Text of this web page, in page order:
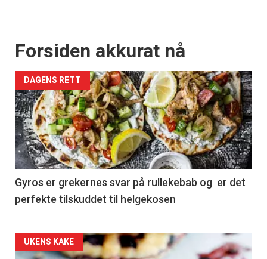
Forsiden akkurat nå
DAGENS RETT
Gyros er grekernes svar på rullekebab og er det
perfekte tilskuddet til helgekosen
Forsiden
UKENS KAKE